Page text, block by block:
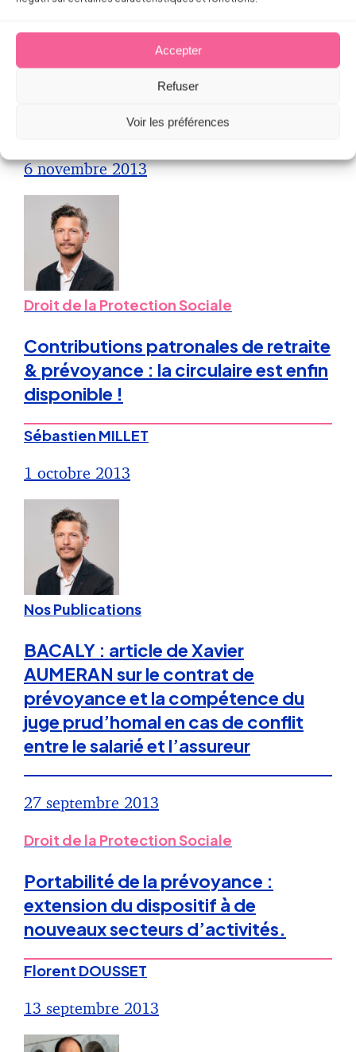
Accepter
Refuser
Voir les préférences
Droit de retrait et arrêt maladie sont
Sébastien MILLET
6 novembre 2013
Droit de la Protection Sociale
Contributions patronales de retraite
& prévoyance : la circulaire est enfin
disponible !
Sébastien MILLET
1 octobre 2013
Nos Publications
BACALY : article de Xavier
AUMERAN sur le contrat de
prévoyance et la compétence du
juge prud’homal en cas de conflit
entre le salarié et l’assureur
27 septembre 2013
Droit de la Protection Sociale
Portabilité de la prévoyance :
extension du dispositif à de
nouveaux secteurs d’activités.
Florent DOUSSET
13 septembre 2013